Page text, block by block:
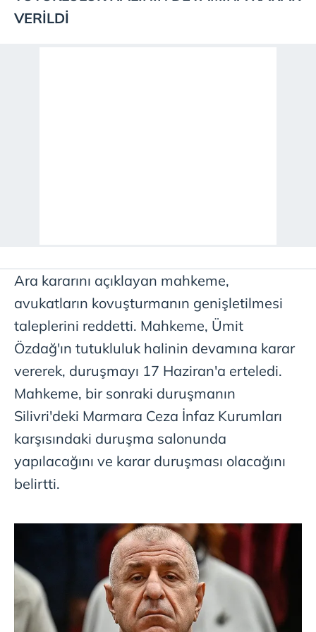
vasıtasıyla belirleyebilirsiniz. Çerezlere ilişkin detaylı bilgi
için Ayarlar butonuna tıklayabilir,
VERİLDİ
Ara kararını açıklayan mahkeme,
avukatların kovuşturmanın genişletilmesi
taleplerini reddetti. Mahkeme, Ümit
Özdağ'ın tutukluluk halinin devamına karar
vererek, duruşmayı 17 Haziran'a erteledi.
Mahkeme, bir sonraki duruşmanın
Silivri'deki Marmara Ceza İnfaz Kurumları
karşısındaki duruşma salonunda
yapılacağını ve karar duruşması olacağını
belirtti.